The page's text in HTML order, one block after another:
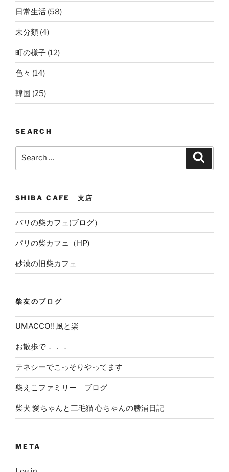
日常生活 (58)
未分類 (4)
町の様子 (12)
色々 (14)
韓国 (25)
SEARCH
SHIBA CAFE 支店
パリの柴カフェ(ブログ）
パリの柴カフェ（HP)
砂漠の旧柴カフェ
柴友のブログ
UMACCO!! 風と楽
お散歩で．．．
テネシーでこっそりやってます
柴えこファミリー ブログ
柴犬 愛ちゃんと三毛猫 心ちゃんの勝浦日記
META